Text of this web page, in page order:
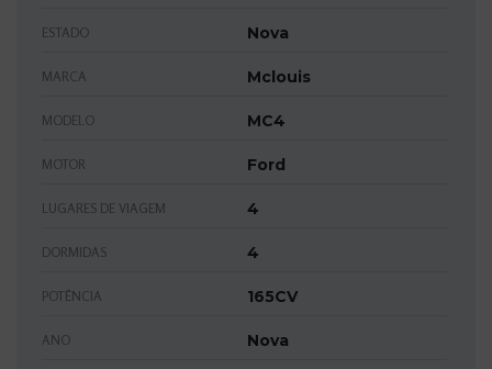
ESTADO Nova
MARCA Mclouis
MODELO MC4
MOTOR Ford
LUGARES DE VIAGEM 4
DORMIDAS 4
POTÊNCIA 165CV
ANO Nova